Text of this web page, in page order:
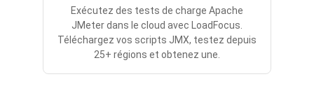
Exécutez des tests de charge Apache
JMeter dans le cloud avec LoadFocus.
Téléchargez vos scripts JMX, testez depuis
25+ régions et obtenez une.